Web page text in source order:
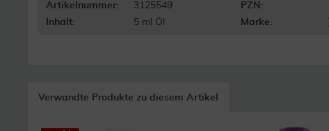
Artikelnummer: 3125549 PZN:
Inhalt:
5 ml Öl Marke:
Verwandte Produkte zu diesem Artikel